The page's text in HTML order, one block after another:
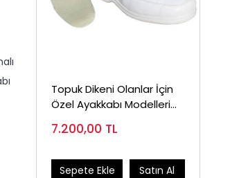
Topuk Dikeni Olanlar İçin
Özel Ayakkabı Modelleri
7.200,00 TL
Sepete Ekle Satın Al